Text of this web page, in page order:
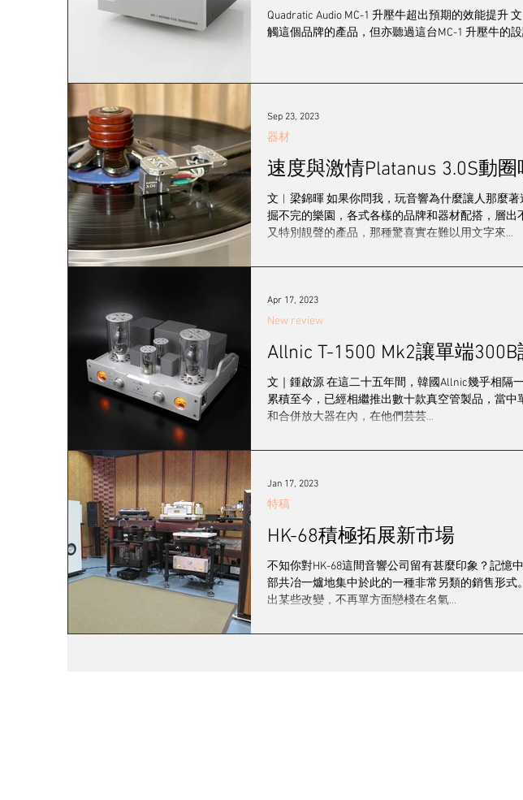
Quadratic Audio MC-1 升壓牛超出預期的效能提升
觸這個品牌的產品，但亦聽過這台MC-1 升壓牛的
速度與激情Platanus
文︱梁錦暉 如果你問我，玩音響為什麼讓人那麼
掘不完的樂園，各式各樣的品牌和器材配搭，層
又特別靚聲的產品，那種驚喜實在難以用文字來...
器材
Sep 23, 2023
Allnic T-1500 Mk2讓單端
文｜鍾啟源 在這二十五年間，韓國Allnic幾乎相隔
累積至今，已經相繼推出數十款真空管製品，當
和合併放大器在內，在他們芸芸...
New review
Apr 17, 2023
HK-68積極拓展新市場
不知你對HK-68這間音響公司留有甚麼印象？記憶
部共冶一爐地集中於此的一種非常另類的銷售形
出某些改變，不再單方面戀棧在名氣...
特稿
Jan 17, 2023